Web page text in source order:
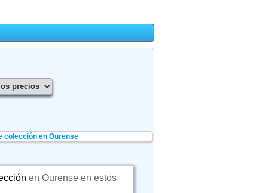
colección en Ourense
en Ourense en estos